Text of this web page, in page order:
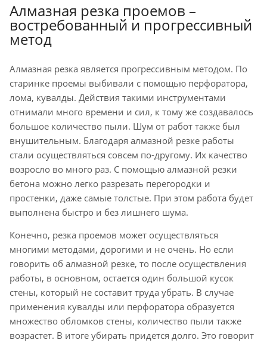
Алмазная резка проемов –
востребованный и прогрессивный
метод
Алмазная резка является прогрессивным методом. По
старинке проемы выбивали с помощью перфоратора,
лома, кувалды. Действия такими инструментами
отнимали много времени и сил, к тому же создавалось
большое количество пыли. Шум от работ также был
внушительным. Благодаря алмазной резке работы
стали осуществляться совсем по-другому. Их качество
возросло во много раз. С помощью алмазной резки
бетона можно легко разрезать перегородки и
простенки, даже самые толстые. При этом работа будет
выполнена быстро и без лишнего шума.
Конечно, резка проемов может осуществляться
многими методами, дорогими и не очень. Но если
говорить об алмазной резке, то после осуществления
работы, в основном, остается один большой кусок
стены, который не составит труда убрать. В случае
применения кувалды или перфоратора образуется
множество обломков стены, количество пыли также
возрастет. В итоге убирать придется долго. Это говорит